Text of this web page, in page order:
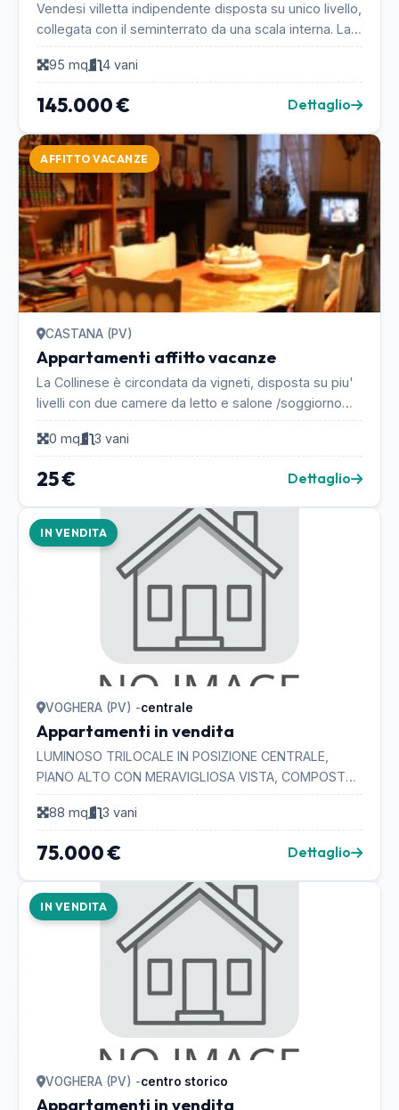
Vendesi villetta indipendente disposta su unico livello,
collegata con il seminterrato da una scala interna. La
casa è composta dal salotto con separa...
95 mq
4 vani
145.000 € Dettaglio
AFFITTO VACANZE
CASTANA (PV)
Appartamenti affitto vacanze
La Collinese è circondata da vigneti, disposta su piu'
livelli con due camere da letto e salone /soggiorno
relax e una mansarda attrezzata con angol...
0 mq
3 vani
25 € Dettaglio
IN VENDITA
VOGHERA (PV) -centrale
Appartamenti in vendita
LUMINOSO TRILOCALE IN POSIZIONE CENTRALE,
PIANO ALTO CON MERAVIGLIOSA VISTA, COMPOSTO
DA INGRESSO, CUCINA, 2 CAMERE MATRIMONIALI,
BAGNO, 2 BALCONI, CA...
88 mq 3 vani
75.000 € Dettaglio
IN VENDITA
VOGHERA (PV) -centro storico
Appartamenti in vendita